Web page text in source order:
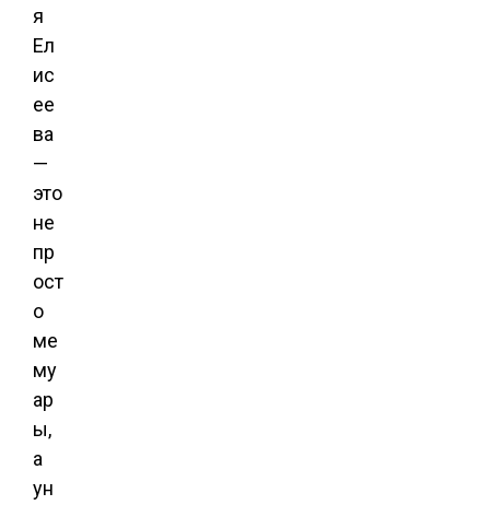
я
Ел
ис
ее
ва
—
это
не
пр
ост
о
ме
му
ар
ы,
а
ун